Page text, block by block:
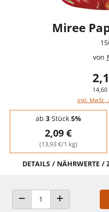
Miree
von
inkl. MwSt.,
Staffelpreise - Mengenrabatt
ab 3Stück 5%
2,09 €
(13,93 €/1 kg)
DETAILS / NÄHRWERTE /
ANZAHL VERRINGERNANZAHL ERHÖHEN